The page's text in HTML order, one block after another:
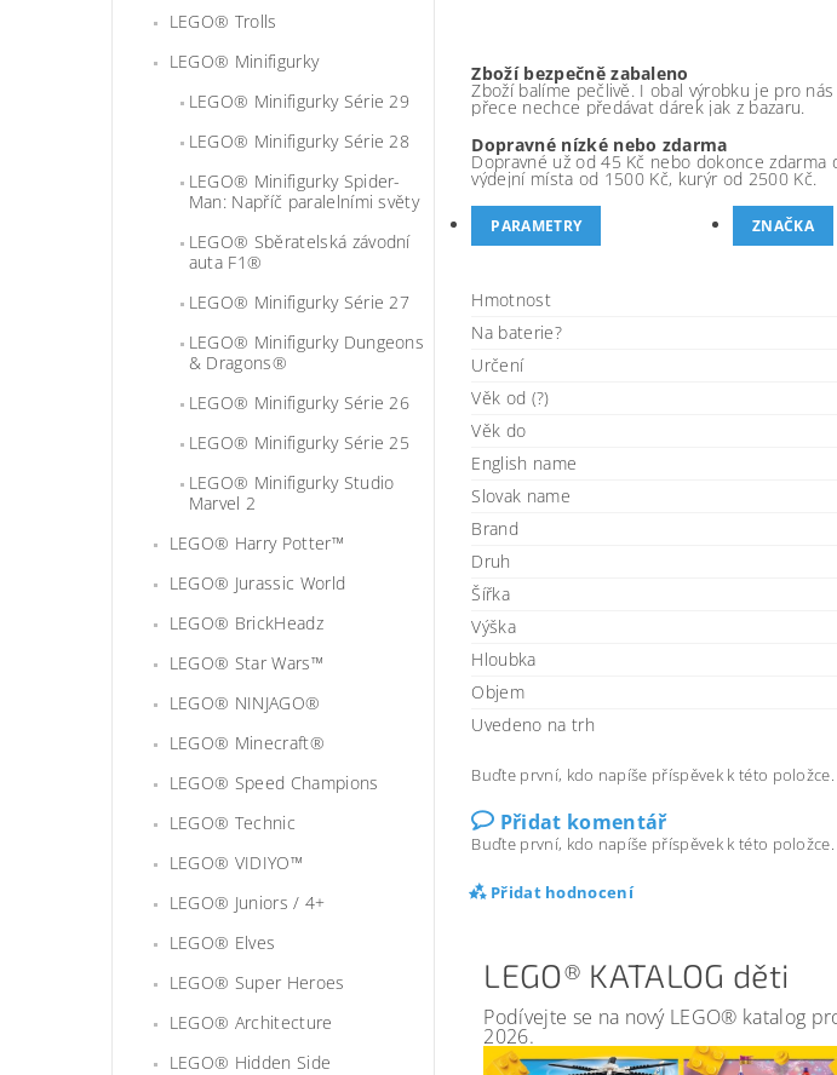
LEGO® Trolls
LEGO® Minifigurky
LEGO® Minifigurky Série 29
LEGO® Minifigurky Série 28
LEGO® Minifigurky Spider-
Man: Napříč paralelními světy
LEGO® Sběratelská závodní
auta F1®
LEGO® Minifigurky Série 27
LEGO® Minifigurky Dungeons
& Dragons®
LEGO® Minifigurky Série 26
LEGO® Minifigurky Série 25
LEGO® Minifigurky Studio
Marvel 2
LEGO® Harry Potter™
LEGO® Jurassic World
LEGO® BrickHeadz
LEGO® Star Wars™
LEGO® NINJAGO®
LEGO® Minecraft®
LEGO® Speed Champions
LEGO® Technic
LEGO® VIDIYO™
LEGO® Juniors / 4+
LEGO® Elves
LEGO® Super Heroes
LEGO® Architecture
LEGO® Hidden Side
Zboží bezpečně zabaleno
Zboží balíme pečlivě. I obal výrobku je pro
přece nechce předávat dárek jak z bazaru.
Dopravné nízké nebo zdarma
Dopravné už od 45 Kč nebo dokonce zdarma
výdejní místa od 1500 Kč, kurýr od 2500 Kč.
PARAMETRY ZNAČKA
Hmotnost
Na baterie?
Určení
Věk od (?)
Věk do
English name
Slovak name
Brand
Druh
Šířka
Výška
Hloubka
Objem
Uvedeno na trh
Buďte první, kdo napíše příspěvek k této položce.
Přidat komentář
Buďte první, kdo napíše příspěvek k této položce.
Přidat hodnocení
LEGO® KATALOG děti
Podívejte se na nový LEGO® katalog
2026.